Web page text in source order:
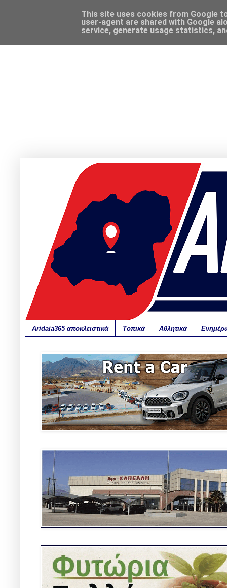
Aridaia365 αποκλειστικά Τοπικά Αθλητικά
This site uses cookies from Google
user-agent are shared with Google
service, generate usage statistics,